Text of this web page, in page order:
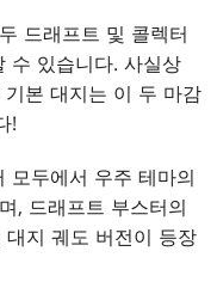
드래프트 및 콜렉터
수 있습니다. 사실상
기본 대지는 이 두 마감
!
두에서 우주 테마의
, 드래프트 부스터의
지 궤도 버전이 등장